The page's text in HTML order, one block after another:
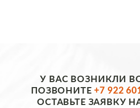
У ВАС ВОЗНИКЛИ
ПОЗВОНИТЕ+7 922
ОСТАВЬТЕ ЗАЯВКУ